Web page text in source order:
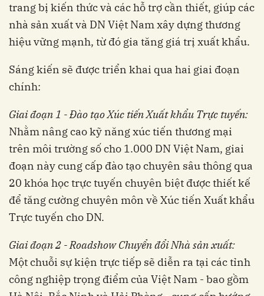
trang bị kiến thức và các hỗ trợ cần thiết, giúp các
nhà sản xuất và DN Việt Nam xây dựng thương
hiệu vững mạnh, từ đó gia tăng giá trị xuất khẩu.
Sáng kiến sẽ được triển khai qua hai giai đoạn
chính:
Giai đoạn 1 - Đào tạo Xúc tiến Xuất khẩu Trực tuyến:
Nhằm nâng cao kỹ năng xúc tiến thương mại
trên môi trường số cho 1.000 DN Việt Nam, giai
đoạn này cung cấp đào tạo chuyên sâu thông qua
20 khóa học trực tuyến chuyên biệt được thiết kế
để tăng cường chuyên môn về Xúc tiến Xuất khẩu
Trực tuyến cho DN.
Giai đoạn 2 - Roadshow Chuyển đổi Nhà sản xuất:
Một chuỗi sự kiện trực tiếp sẽ diễn ra tại các tỉnh
công nghiệp trọng điểm của Việt Nam - bao gồm